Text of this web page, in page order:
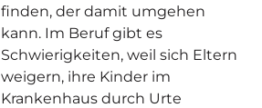
finden, der damit umgehen
kann. Im Beruf gibt es
Schwierigkeiten, weil sich Eltern
weigern, ihre Kinder im
Krankenhaus durch Urte